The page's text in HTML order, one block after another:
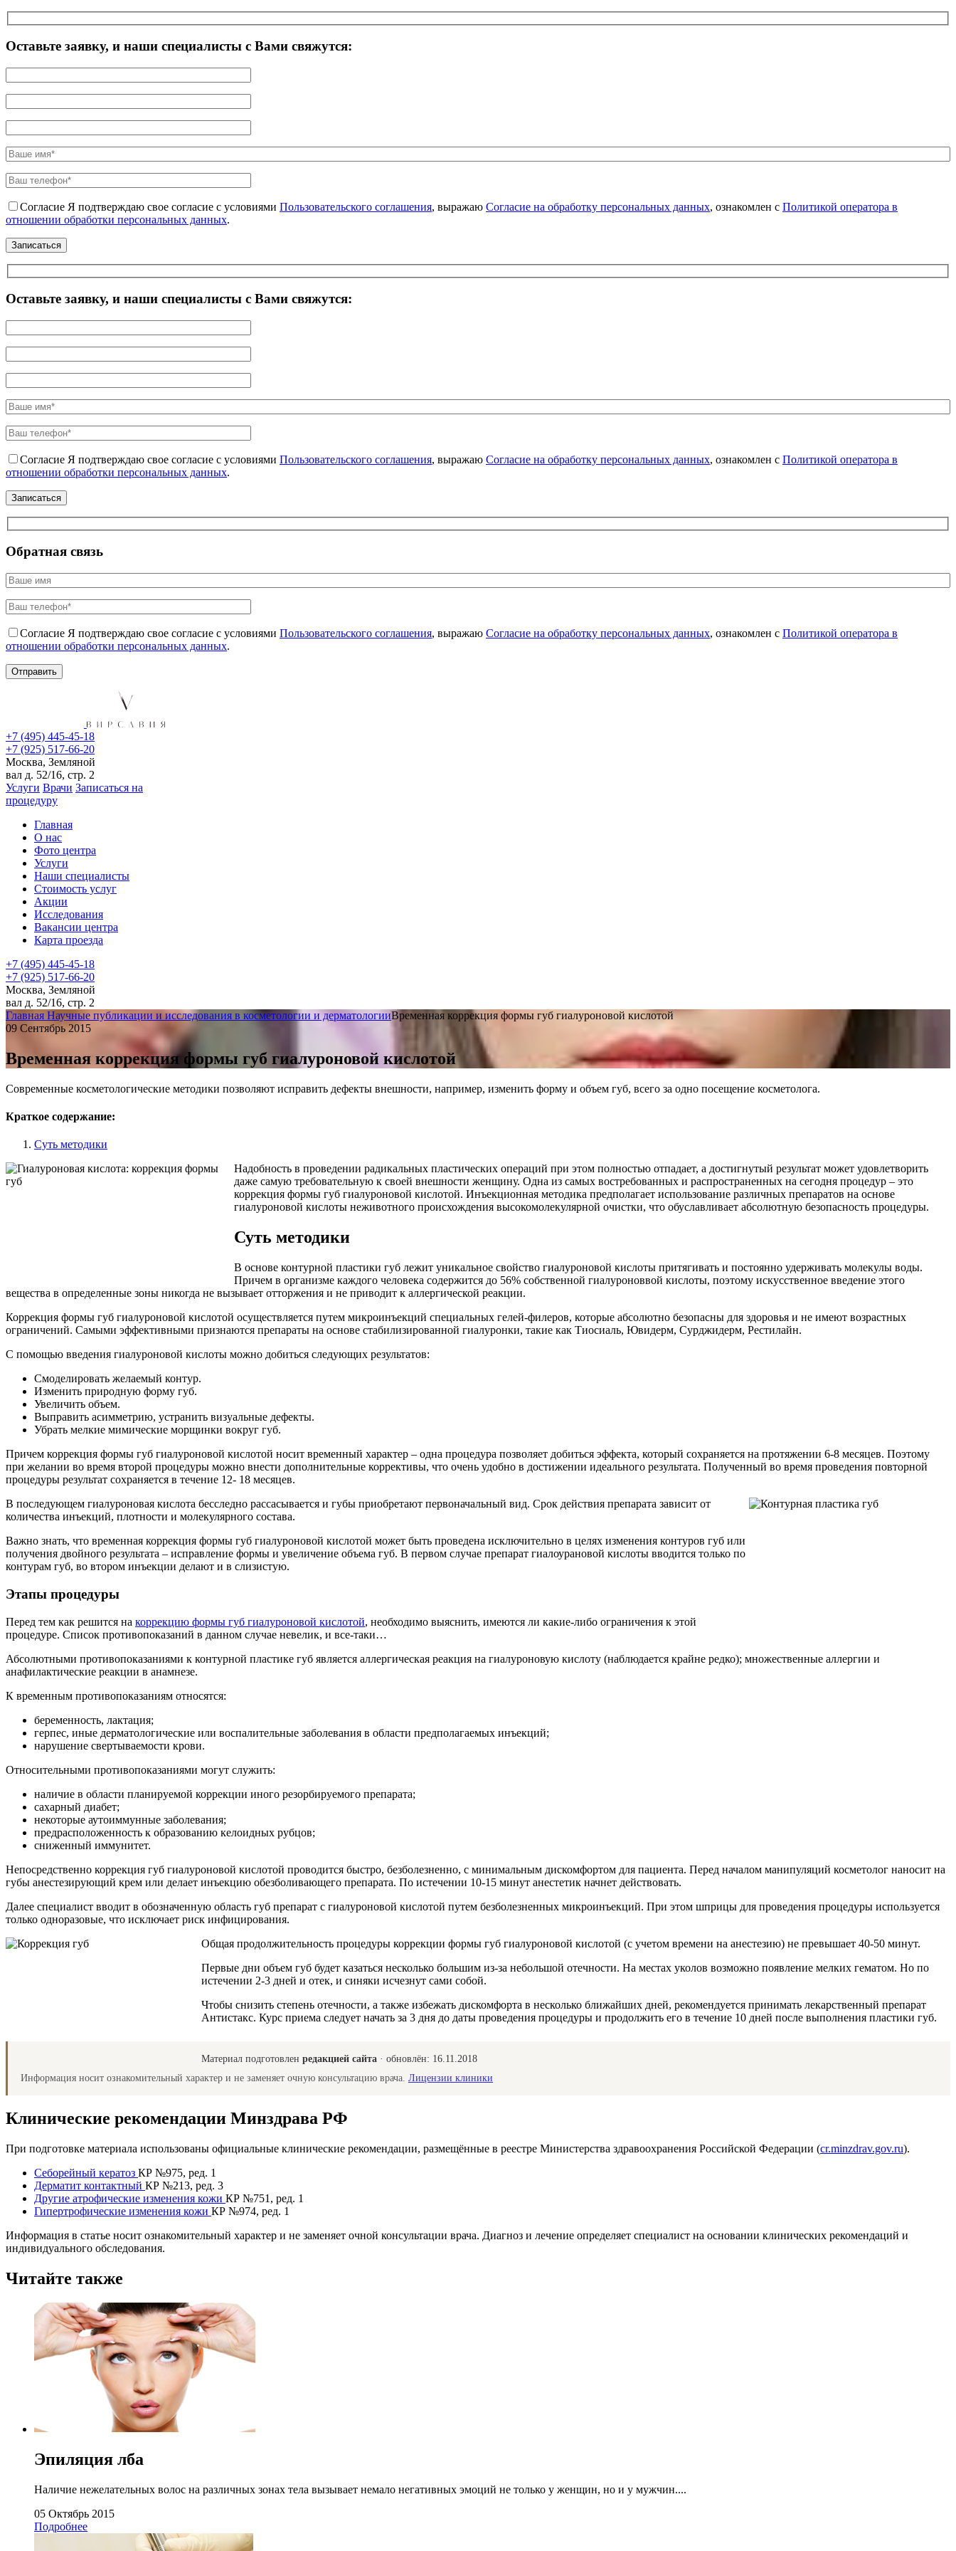
Оставьте заявку, и наши специалисты с Вами свяжутся:
Согласие Я подтверждаю свое согласие с условиями Пользовательского соглашения, выражаю Согласие на обработку персональных данных, ознакомлен с Политикой оператора в
отношении обработки персональных данных.
Оставьте заявку, и наши специалисты с Вами свяжутся:
Согласие Я подтверждаю свое согласие с условиями Пользовательского соглашения, выражаю Согласие на обработку персональных данных, ознакомлен с Политикой оператора в
отношении обработки персональных данных.
Обратная связь
Согласие Я подтверждаю свое согласие с условиями Пользовательского соглашения, выражаю Согласие на обработку персональных данных, ознакомлен с Политикой оператора в
отношении обработки персональных данных.
+7 (495) 445-45-18
+7 (925) 517-66-20
Москва, Земляной
вал д. 52/16, стр. 2
Услуги Врачи Записаться на
процедуру
Главная
О нас
Фото центра
Услуги
Наши специалисты
Стоимость услуг
Акции
Исследования
Вакансии центра
Карта проезда
+7 (495) 445-45-18
+7 (925) 517-66-20
Москва, Земляной
вал д. 52/16, стр. 2
Главная Научные публикации и исследования в косметологии и дерматологииВременная коррекция формы губ гиалуроновой кислотой
09 Сентябрь 2015
Временная коррекция формы губ гиалуроновой кислотой
Современные косметологические методики позволяют исправить дефекты внешности, например, изменить форму и объем губ, всего за одно посещение косметолога.
Краткое содержание:
Суть методики
Надобность в проведении радикальных пластических операций при этом полностью отпадает, а достигнутый результат может удовлетворить
даже самую требовательную к своей внешности женщину. Одна из самых востребованных и распространенных на сегодня процедур – это
коррекция формы губ гиалуроновой кислотой. Инъекционная методика предполагает использование различных препаратов на основе
гиалуроновой кислоты неживотного происхождения высокомолекулярной очистки, что обуславливает абсолютную безопасность процедуры.
Суть методики
В основе контурной пластики губ лежит уникальное свойство гиалуроновой кислоты притягивать и постоянно удерживать молекулы воды.
Причем в организме каждого человека содержится до 56% собственной гиалуроноввой кислоты, поэтому искусственное введение этого
вещества в определенные зоны никогда не вызывает отторжения и не приводит к аллергической реакции.
Коррекция формы губ гиалуроновой кислотой осуществляется путем микроинъекций специальных гелей-филеров, которые абсолютно безопасны для здоровья и не имеют возрастных
ограничений. Самыми эффективными признаются препараты на основе стабилизированной гиалуронки, такие как Тиосиаль, Ювидерм, Сурджидерм, Рестилайн.
С помощью введения гиалуроновой кислоты можно добиться следующих результатов:
Смоделировать желаемый контур.
Изменить природную форму губ.
Увеличить объем.
Выправить асимметрию, устранить визуальные дефекты.
Убрать мелкие мимические морщинки вокруг губ.
Причем коррекция формы губ гиалуроновой кислотой носит временный характер – одна процедура позволяет добиться эффекта, который сохраняется на протяжении 6-8 месяцев. Поэтому
при желании во время второй процедуры можно внести дополнительные коррективы, что очень удобно в достижении идеального результата. Полученный во время проведения повторной
процедуры результат сохраняется в течение 12- 18 месяцев.
В последующем гиалуроновая кислота бесследно рассасывается и губы приобретают первоначальный вид. Срок действия препарата зависит от
количества инъекций, плотности и молекулярного состава.
Важно знать, что временная коррекция формы губ гиалуроновой кислотой может быть проведена исключительно в целях изменения контуров губ или
получения двойного результата – исправление формы и увеличение объема губ. В первом случае препарат гиалоурановой кислоты вводится только по
контурам губ, во втором инъекции делают и в слизистую.
Этапы процедуры
Перед тем как решится на коррекцию формы губ гиалуроновой кислотой, необходимо выяснить, имеются ли какие-либо ограничения к этой
процедуре. Список противопоказаний в данном случае невелик, и все-таки…
Абсолютными противопоказаниями к контурной пластике губ является аллергическая реакция на гиалуроновую кислоту (наблюдается крайне редко); множественные аллергии и
анафилактические реакции в анамнезе.
К временным противопоказаниям относятся:
беременность, лактация;
герпес, иные дерматологические или воспалительные заболевания в области предполагаемых инъекций;
нарушение свертываемости крови.
Относительными противопоказаниями могут служить:
наличие в области планируемой коррекции иного резорбируемого препарата;
сахарный диабет;
некоторые аутоиммунные заболевания;
предрасположенность к образованию келоидных рубцов;
сниженный иммунитет.
Непосредственно коррекция губ гиалуроновой кислотой проводится быстро, безболезненно, с минимальным дискомфортом для пациента. Перед началом манипуляций косметолог наносит на
губы анестезирующий крем или делает инъекцию обезболивающего препарата. По истечении 10-15 минут анестетик начнет действовать.
Далее специалист вводит в обозначенную область губ препарат с гиалуроновой кислотой путем безболезненных микроинъекций. При этом шприцы для проведения процедуры используется
только одноразовые, что исключает риск инфицирования.
Общая продолжительность процедуры коррекции формы губ гиалуроновой кислотой (с учетом времени на анестезию) не превышает 40-50 минут.
Первые дни объем губ будет казаться несколько большим из-за небольшой отечности. На местах уколов возможно появление мелких гематом. Но по
истечении 2-3 дней и отек, и синяки исчезнут сами собой.
Чтобы снизить степень отечности, а также избежать дискомфорта в несколько ближайших дней, рекомендуется принимать лекарственный препарат
Антистакс. Курс приема следует начать за 3 дня до даты проведения процедуры и продолжить его в течение 10 дней после выполнения пластики губ.
Материал подготовлен редакцией сайта · обновлён: 16.11.2018
Информация носит ознакомительный характер и не заменяет очную консультацию врача. Лицензии клиники
Клинические рекомендации Минздрава РФ
При подготовке материала использованы официальные клинические рекомендации, размещённые в реестре Министерства здравоохранения Российской Федерации (cr.minzdrav.gov.ru).
Себорейный кератоз КР №975, ред. 1
Дерматит контактный КР №213, ред. 3
Другие атрофические изменения кожи КР №751, ред. 1
Гипертрофические изменения кожи КР №974, ред. 1
Информация в статье носит ознакомительный характер и не заменяет очной консультации врача. Диагноз и лечение определяет специалист на основании клинических рекомендаций и
индивидуального обследования.
Читайте также
Эпиляция лба
Наличие нежелательных волос на различных зонах тела вызывает немало негативных эмоций не только у женщин, но и у мужчин....
05 Октябрь 2015
Подробнее